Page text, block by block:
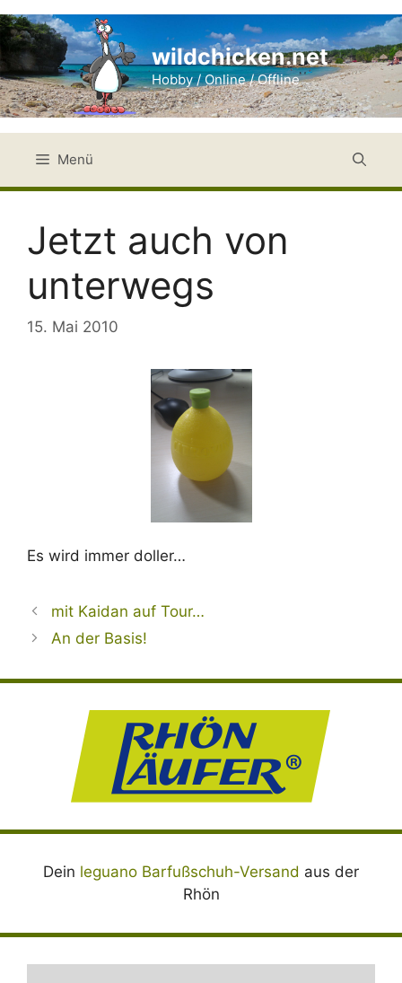
Zum
Inhalt
springen
wildchicken.net
Hobby / Online / Offline
Menü
Jetzt auch von
unterwegs
15. Mai 2010
Es wird immer doller…
mit Kaidan auf Tour…
An der Basis!
Dein leguano Barfußschuh-Versand aus der
Rhön